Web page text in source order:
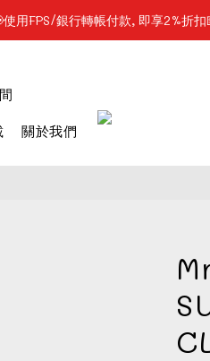
凡購物滿$199 順豐自提點免運費
使用FPS/銀行轉帳付款, 即享2%折扣
關於我們